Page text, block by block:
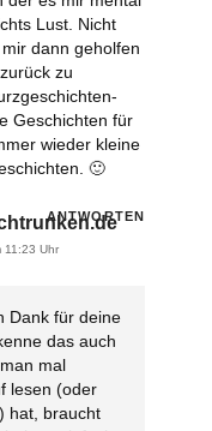
Lust. Nicht
dann geholfen
zu
Geschichten für
wieder kleine
🙂
11:23 Uhr
Dank für deine
das auch
mal
lesen (oder
hat, braucht
ANTWORTEN